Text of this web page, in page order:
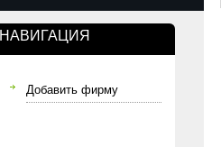
НАВИГАЦИЯ
Добавить фирму